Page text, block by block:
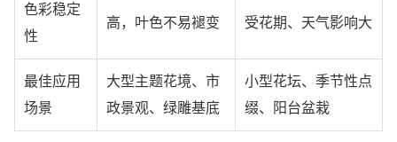
色彩稳定
性
高，叶色不易褪变 受花期、天气影响大
最佳应用
场景
大型主题花境、市
政景观、绿雕基底
小型花坛、季节性点
缀、阳台盆栽